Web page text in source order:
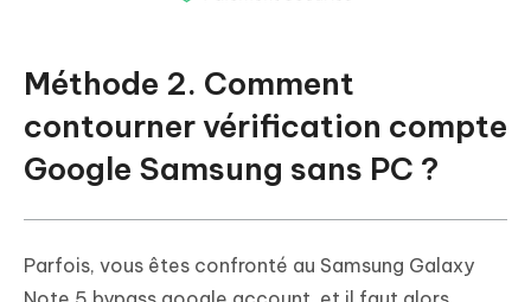
Méthode 2. Comment
contourner vérification compte
Google Samsung sans PC ?
Parfois, vous êtes confronté au Samsung Galaxy